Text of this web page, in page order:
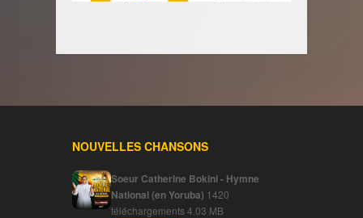
NOUVELLES CHANSONS
Soeur Catherine Bokini - Hymne
National (en Yoruba) 1420
téléchargements4.03 MB